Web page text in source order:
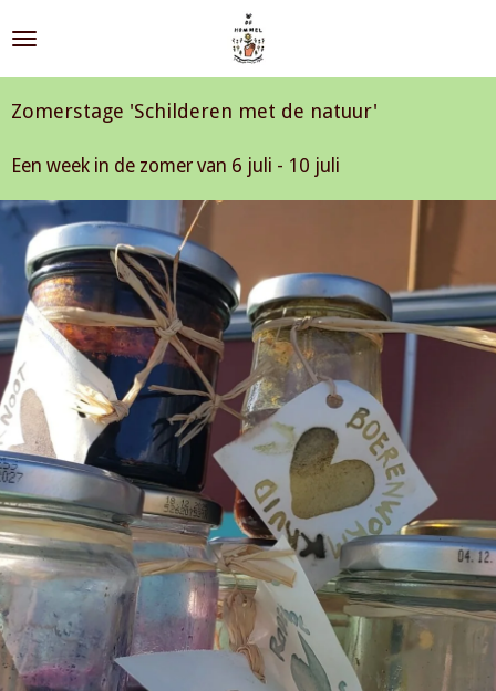
direct
hoofdinhoud
Zomerstage 'Schilderen met de natuur'
Een week in de zomer van 6 juli - 10 juli